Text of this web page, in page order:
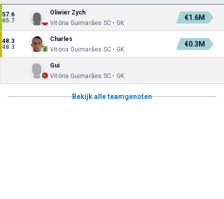
57.6
65.7
Oliwier Zych
Vitória Guimarães SC • GK
€1.6M
48.3
48.3
Charles
Vitória Guimarães SC • GK
€0.3M
Gui
Vitória Guimarães SC • GK
Bekijk alle teamgenoten